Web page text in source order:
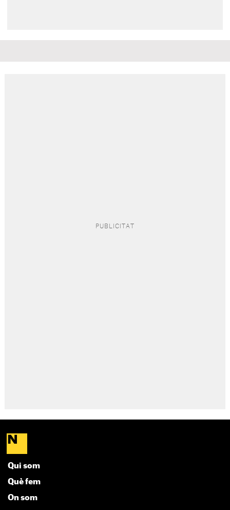
Qui som
Què fem
On som